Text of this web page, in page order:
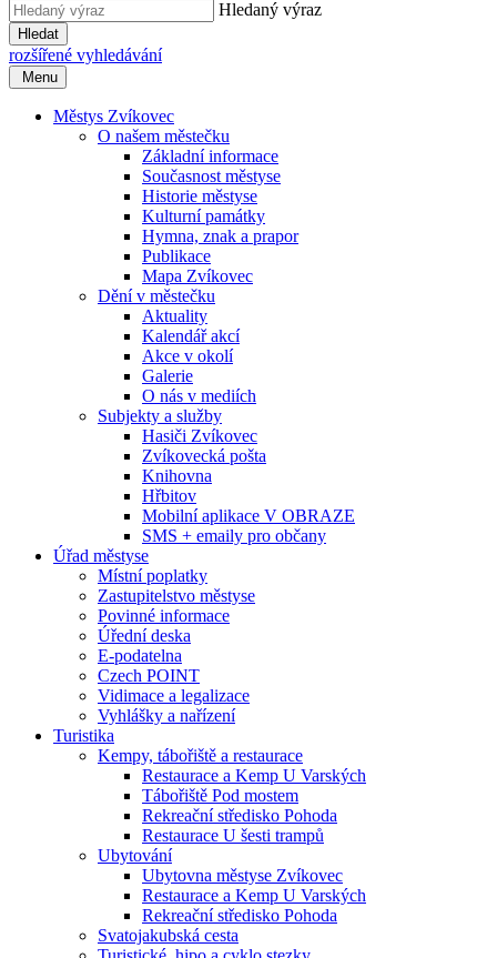
Hledaný výraz
Hledat
rozšířené vyhledávání
Menu
Městys Zvíkovec
O našem městečku
Základní informace
Současnost městyse
Historie městyse
Kulturní památky
Hymna, znak a prapor
Publikace
Mapa Zvíkovec
Dění v městečku
Aktuality
Kalendář akcí
Akce v okolí
Galerie
O nás v mediích
Subjekty a služby
Hasiči Zvíkovec
Zvíkovecká pošta
Knihovna
Hřbitov
Mobilní aplikace V OBRAZE
SMS + emaily pro občany
Úřad městyse
Místní poplatky
Zastupitelstvo městyse
Povinné informace
Úřední deska
E-podatelna
Czech POINT
Vidimace a legalizace
Vyhlášky a nařízení
Turistika
Kempy, tábořiště a restaurace
Restaurace a Kemp U Varských
Tábořiště Pod mostem
Rekreační středisko Pohoda
Restaurace U šesti trampů
Ubytování
Ubytovna městyse Zvíkovec
Restaurace a Kemp U Varských
Rekreační středisko Pohoda
Svatojakubská cesta